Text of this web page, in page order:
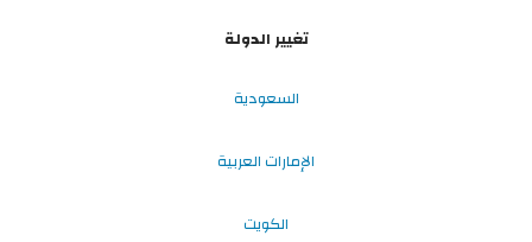
تغيير الدولة
السعودية
الإمارات العربية
الكويت